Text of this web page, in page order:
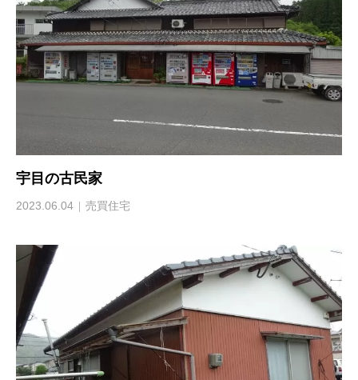
宇目の古民家
2023.06.04 売買住宅